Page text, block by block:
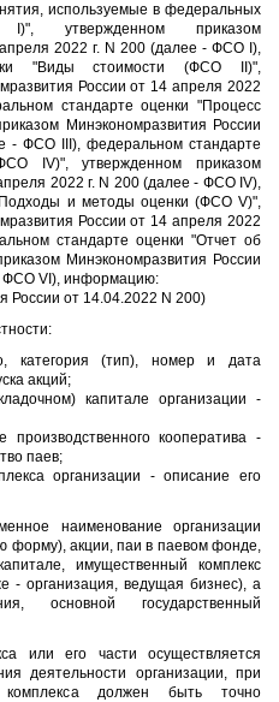
используемые в федеральных
утвержденном приказом
2022 г. N 200 (далее - ФСО I),
"Виды стоимости (ФСО II)",
России от 14 апреля 2022
стандарте оценки "Процесс
Минэкономразвития России
- ФСО III), федеральном стандарте
IV)", утвержденном приказом
2022 г. N 200 (далее - ФСО IV),
и методы оценки (ФСО V)",
России от 14 апреля 2022
стандарте оценки "Отчет об
Минэкономразвития России
ФСО VI), информацию:
России от 14.04.2022 N 200)
категория (тип), номер и дата
акций;
капитале организации -
кооператива -
паев;
организации - описание его
наименование организации
форму), акции, паи в паевом фонде,
имущественный комплекс
- организация, ведущая бизнес), а
основной государственный
или его части осуществляется
деятельности организации, при
комплекса должен быть точно